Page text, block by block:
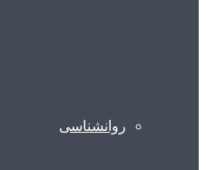
روانشناسی